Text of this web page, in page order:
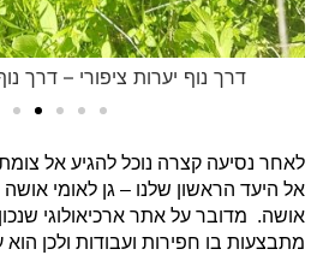
דרך נוף יערות ציפורי – דרך
לאחר נסיעה קצרה נוכל להגיע אל
אל היעד הראשון שלנו – גן לאומי
מתבצעות בו חפירות ועבודות ולכן הוא